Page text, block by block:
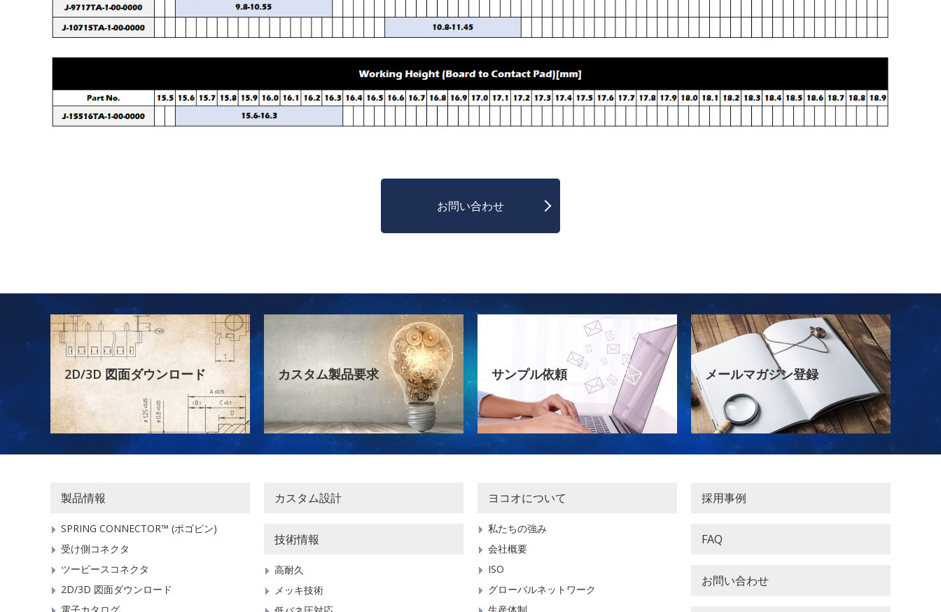
お問い合わせ
2D/3D 図面ダウンロード カスタム製品要求 サンプル依頼 メールマガジン登録
製品情報
SPRING CONNECTOR™ (ポゴピン)
受け側コネクタ
ツーピースコネクタ
2D/3D 図面ダウンロード
電子カタログ
カスタム設計
技術情報
高耐久
メッキ技術
ヨコオについて
私たちの強み
会社概要
ISO
グローバルネットワーク
生産体制
採用事例
FAQ
お問い合わせ